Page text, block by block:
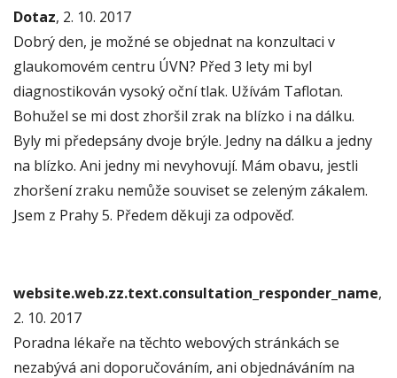
Dotaz, 2. 10. 2017
Dobrý den, je možné se objednat na konzultaci v
glaukomovém centru ÚVN? Před 3 lety mi byl
diagnostikován vysoký oční tlak. Užívám Taflotan.
Bohužel se mi dost zhoršil zrak na blízko i na dálku.
Byly mi předepsány dvoje brýle. Jedny na dálku a jedny
na blízko. Ani jedny mi nevyhovují. Mám obavu, jestli
zhoršení zraku nemůže souviset se zeleným zákalem.
Jsem z Prahy 5. Předem děkuji za odpověď.
website.web.zz.text.consultation_responder_name,
2. 10. 2017
Poradna lékaře na těchto webových stránkách se
nezabývá ani doporučováním, ani objednáváním na